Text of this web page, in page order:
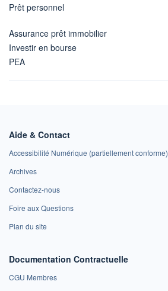
Prêt personnel
Assurance prêt immobilier
Investir en bourse
PEA
Aide & Contact
Accessibilité Numérique (partiellement conforme)
Archives
Contactez-nous
Foire aux Questions
Plan du site
Documentation Contractuelle
CGU Membres